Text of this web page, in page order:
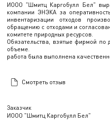
Заказчик
ИООО "Шмитц Каргобулл Бел"
ИООО "Шмитц Каргобулл Бел"
компании ЭНЭКА за
инвентаризации отходов
обращению с отходами и
комитете природных ресурсов.
Обязательства, взятые фирмой
объеме.
работа была выполнена
Смотреть отзыв